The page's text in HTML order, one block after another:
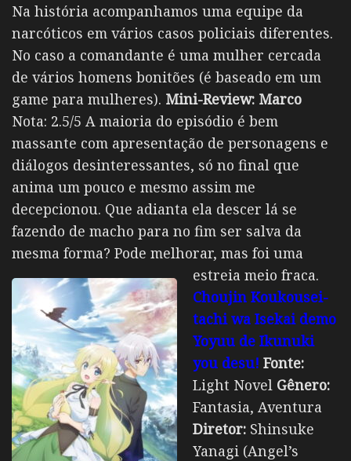
Na história acompanhamos uma equipe da
narcóticos em vários casos policiais diferentes.
No caso a comandante é uma mulher cercada
de vários homens bonitões (é baseado em um
game para mulheres). Mini-Review: Marco
Nota: 2.5/5 A maioria do episódio é bem
massante com apresentação de personagens e
diálogos desinteressantes, só no final que
anima um pouco e mesmo assim me
decepcionou. Que adianta ela descer lá se
fazendo de macho para no fim ser salva da
mesma forma? Pode melhorar, mas foi uma
estreia meio fraca.
Choujin Koukousei-
tachi wa Isekai demo
Yoyuu de Ikunuki
you desu! Fonte:
Light Novel Gênero:
Fantasia, Aventura
Diretor: Shinsuke
Yanagi (Angel’s